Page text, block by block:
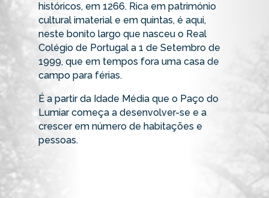
históricos, em 1266. Rica em património
cultural imaterial e em quintas, é aqui,
neste bonito largo que nasceu o Real
Colégio de Portugal a 1 de Setembro de
1999, que em tempos fora uma casa de
campo para férias.
É a partir da Idade Média que o Paço do
Lumiar começa a desenvolver-se e a
crescer em número de habitações e
pessoas.